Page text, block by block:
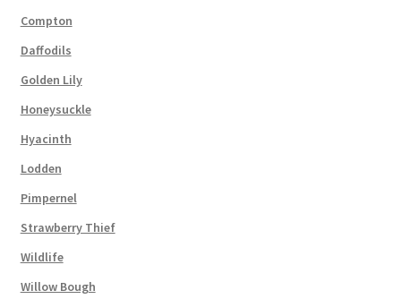
Compton
Daffodils
Golden Lily
Honeysuckle
Hyacinth
Lodden
Pimpernel
Strawberry Thief
Wildlife
Willow Bough